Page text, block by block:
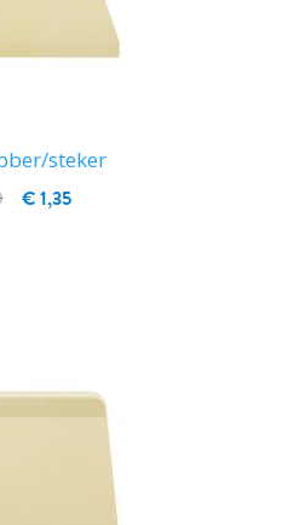
steker
€ 1,35